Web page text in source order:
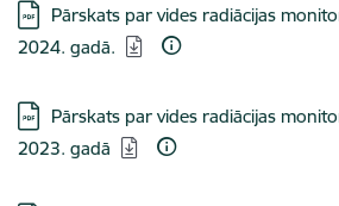
Lejupielādēt:
Pārskats par vides radiācijas
2024. gadā.
Lejupielādēt:
Pārskats par vides radiācijas
2023. gadā